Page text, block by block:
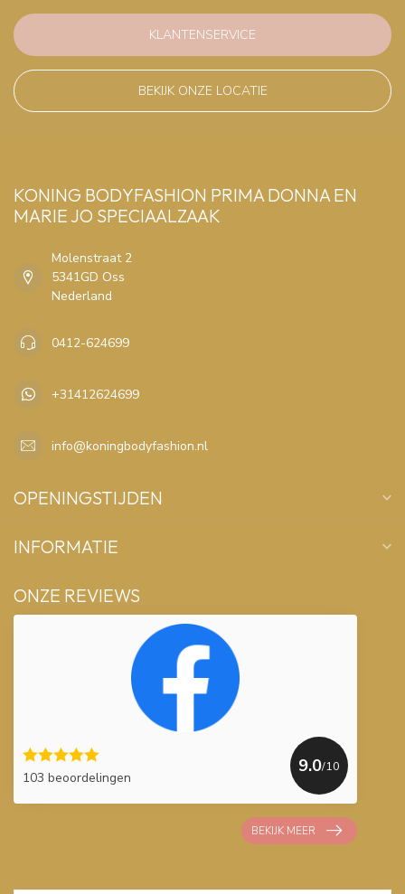
KLANTENSERVICE
BEKIJK ONZE LOCATIE
KONING BODYFASHION PRIMA DONNA EN
MARIE JO SPECIAALZAAK
Molenstraat 2
5341GD Oss
Nederland
0412-624699
+31412624699
info@koningbodyfashion.nl
OPENINGSTIJDEN
INFORMATIE
ONZE REVIEWS
103 beoordelingen
9.0/10
BEKIJK MEER